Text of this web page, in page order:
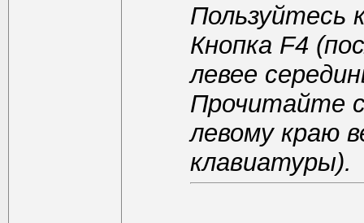
Пользуйтесь
Кнопка F4
левее
Прочитайте
левому краю
клавиатуры).